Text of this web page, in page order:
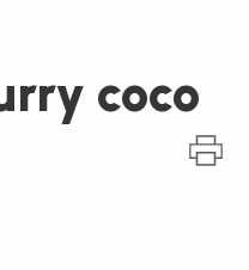
coco